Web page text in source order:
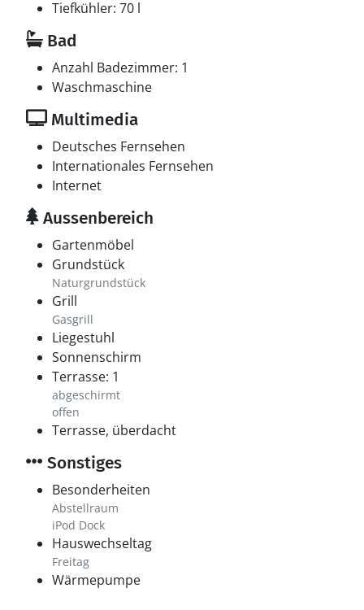
Tiefkühler: 70 l
Bad
Anzahl Badezimmer: 1
Waschmaschine
Multimedia
Deutsches Fernsehen
Internationales Fernsehen
Internet
Aussenbereich
Gartenmöbel
Grundstück
Naturgrundstück
Grill
Gasgrill
Liegestuhl
Sonnenschirm
Terrasse: 1
abgeschirmt
offen
Terrasse, überdacht
Sonstiges
Besonderheiten
Abstellraum
iPod Dock
Hauswechseltag
Freitag
Wärmepumpe